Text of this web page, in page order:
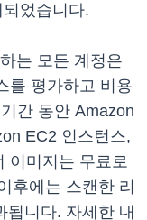
었습니다.
는 모든 계정은
를 평가하고 비용
간 동안 Amazon
EC2 인스턴스,
이미지는 무료로
후에는 스캔한 리
됩니다. 자세한 내